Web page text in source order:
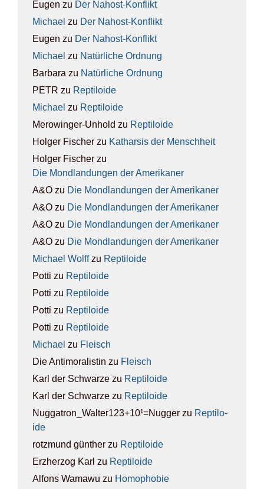
Eugen zu Der Nah­ost-Kon­flikt
Michael zu Der Nah­ost-Kon­flikt
Eugen zu Der Nah­ost-Kon­flikt
Michael zu Natür­li­che Ord­nung
Barbara zu Natür­li­che Ord­nung
PETR zu Rep­ti­lo­ide
Michael zu Rep­ti­lo­ide
Merowinger-Unhold zu Rep­ti­lo­ide
Holger Fischer zu Kathar­sis der Mensch­heit
Holger Fischer zu
Die Mond­lan­dun­gen der Ame­ri­ka­ner
A&O zu Die Mond­lan­dun­gen der Ame­ri­ka­ner
A&O zu Die Mond­lan­dun­gen der Ame­ri­ka­ner
A&O zu Die Mond­lan­dun­gen der Ame­ri­ka­ner
A&O zu Die Mond­lan­dun­gen der Ame­ri­ka­ner
Michael Wolffzu Rep­ti­lo­ide
Potti zu Rep­ti­lo­ide
Potti zu Rep­ti­lo­ide
Potti zu Rep­ti­lo­ide
Potti zu Rep­ti­lo­ide
Michael zu Fleisch
Die Antimoralistin zu Fleisch
Karl der Schwarze zu Rep­ti­lo­ide
Karl der Schwarze zu Rep­ti­lo­ide
Nuggatron_Walter123+10¹=Nugger zu Rep­ti­lo­
ide
rotzmund günther zu Rep­ti­lo­ide
Erzherzog Karl zu Rep­ti­lo­ide
Alfons Wamawu zu Homo­pho­bie